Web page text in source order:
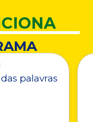
palavras